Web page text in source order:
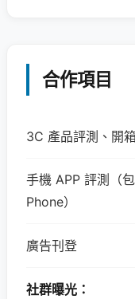
合作項目
3C 產品評測、開
手機 APP 評測（
Phone）
廣告刊登
社群曝光：